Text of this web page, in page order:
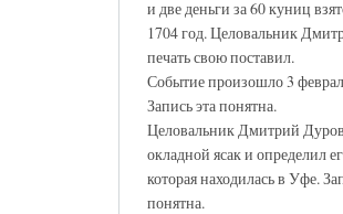
и две деньги за 60 куниц
1704 год. Целовальник
печать свою поставил.
Событие произошло 3
Запись эта понятна.
Целовальник Дмитрий
окладной ясак и определил
которая находилась в Уфе.
понятна.